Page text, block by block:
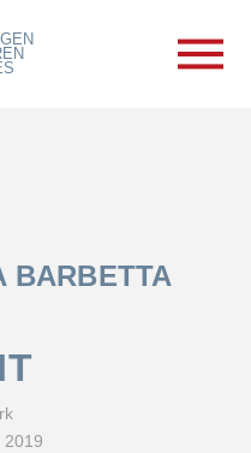
BARBETTA
2019